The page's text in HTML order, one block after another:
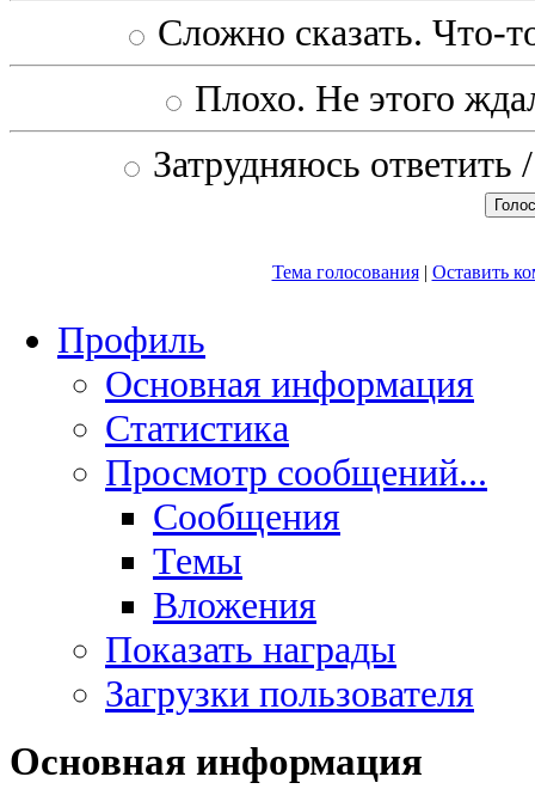
Сложно сказать. Что-
Плохо. Не этого
Затрудняюсь
Тема голосования| Оставить
Профиль
Основная информация
Статистика
Просмотр сообщений...
Сообщения
Темы
Вложения
Показать награды
Загрузки пользователя
Основная информация